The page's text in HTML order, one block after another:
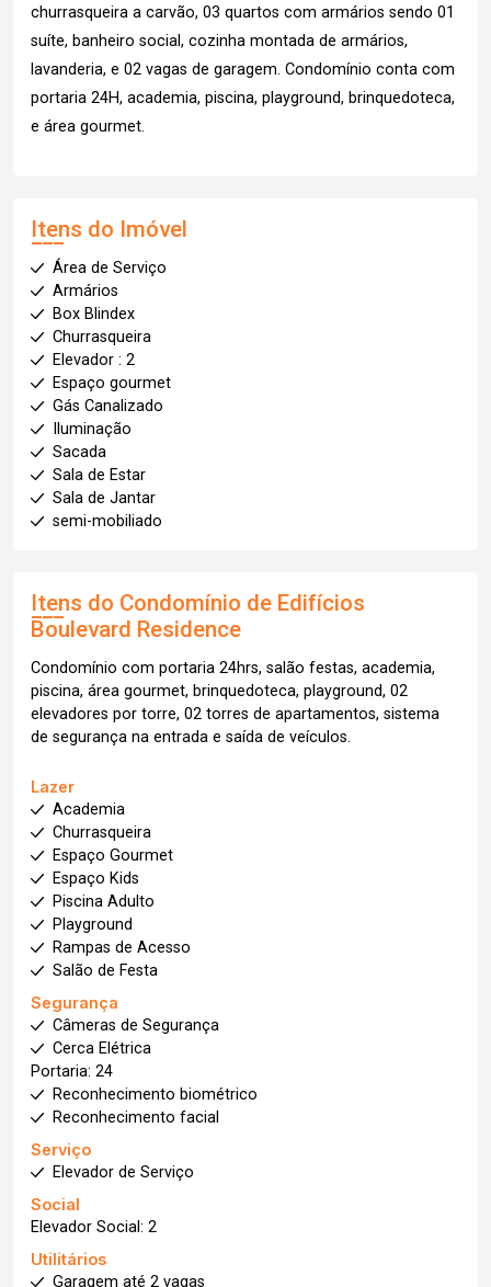
churrasqueira a carvão, 03 quartos com armários sendo 01
suíte, banheiro social, cozinha montada de armários,
lavanderia, e 02 vagas de garagem. Condomínio conta com
portaria 24H, academia, piscina, playground, brinquedoteca,
e área gourmet.
Itens do Imóvel
Área de Serviço
Armários
Box Blindex
Churrasqueira
Elevador : 2
Espaço gourmet
Gás Canalizado
Iluminação
Sacada
Sala de Estar
Sala de Jantar
semi-mobiliado
Itens do Condomínio de Edifícios
Boulevard Residence
Condomínio com portaria 24hrs, salão festas, academia,
piscina, área gourmet, brinquedoteca, playground, 02
elevadores por torre, 02 torres de apartamentos, sistema
de segurança na entrada e saída de veículos.
Lazer
Academia
Churrasqueira
Espaço Gourmet
Espaço Kids
Piscina Adulto
Playground
Rampas de Acesso
Salão de Festa
Segurança
Câmeras de Segurança
Cerca Elétrica
Portaria: 24
Reconhecimento biométrico
Reconhecimento facial
Serviço
Elevador de Serviço
Social
Elevador Social: 2
Utilitários
Garagem até 2 vagas